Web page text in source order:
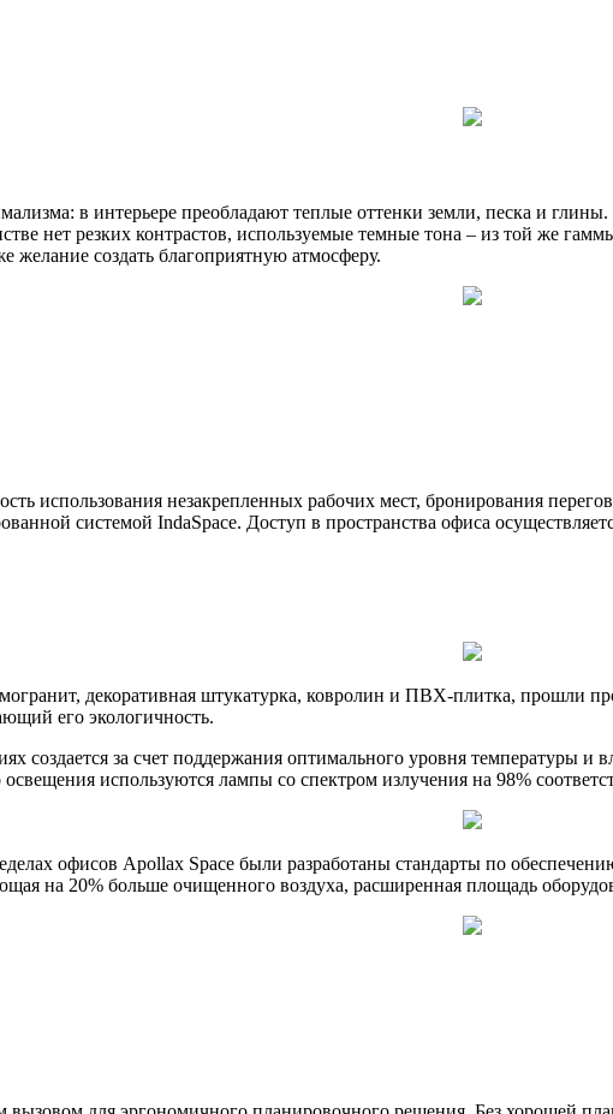
в интерьере преобладают теплые оттенки земли, песка и
нет резких контрастов, используемые темные тона – из той же
желание создать благоприятную атмосферу.
использования незакрепленных рабочих мест, бронирования
системой IndaSpace. Доступ в пространства офиса
декоративная штукатурка, ковролин и ПВХ-плитка, прошли
его экологичность.
создается за счет поддержания оптимального уровня температуры
используются лампы со спектром излучения на 98%
офисов Apollax Space были разработаны стандарты по
на 20% больше очищенного воздуха, расширенная площадь